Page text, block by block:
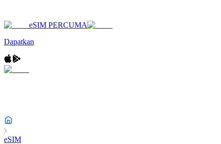
eSIM PERCUMA
Dapatkan
eSIM